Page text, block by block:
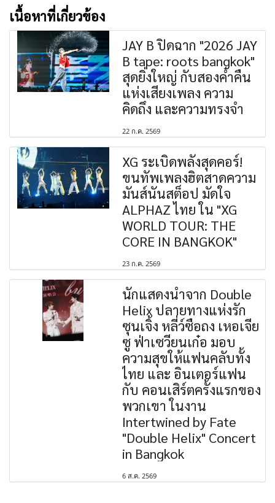
เนื้อหาที่เกี่ยวข้อง
JAY B ปิดฉาก "2026 JAY
B tape: roots bangkok"
สุดยิ่งใหญ่ กับสองค่ำคืน
แห่งเสียงเพลง ความ
คิดถึง และความทรงจำ
22 ก.ค. 2569
XG ระเบิดพลังสุดคอร์!
ขนทัพเพลงฮิตสาดความ
มันส์นันสต็อป มัดใจ
ALPHAZ ไทย ใน "XG
WORLD TOUR: THE
CORE IN BANGKOK"
23 ก.ค. 2569
นักแสดงนำจาก Double
Helix ปลายทางแห่งรัก
ซุนเจิ้ง หลี่ว์ซือถง เหอเจีย
ซู ฟ่าเซวียนเก๋อ มอบ
ความสุขให้แฟนคลับทั้ง
ไทย และ อินเตอร์แฟน
กับ คอนเสิร์ตครั้งแรกของ
พวกเขา ในงาน
Intertwined by Fate
"Double Helix" Concert
in Bangkok
6 ส.ค. 2569